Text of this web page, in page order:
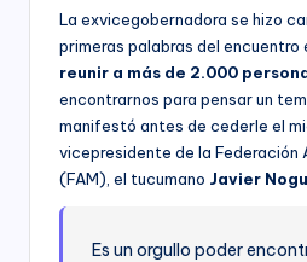
La exvicegobernadora se hizo
primeras palabras del encuentro
reunir a más de 2.000
encontrarnos para pensar un
manifestó antes de cederle el
vicepresidente de la Federación
(FAM), el tucumano Javier
Es un orgullo poder